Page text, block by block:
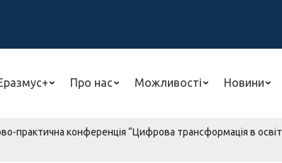
Про нас Можливості Новини
практична конференція “Цифрова трансформація в